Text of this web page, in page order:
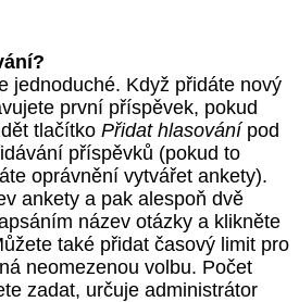
jednoduché. Když přidáte nový
první příspěvek, pokud
tlačítko Přidat hlasovánípod
příspěvků (pokud to
oprávnění vytvářet ankety).
ankety a pak alespoň dvě
název otázky a klikněte
také přidat časový limit pro
neomezenou volbu. Počet
zadat, určuje administrátor